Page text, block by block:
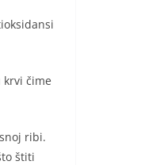
čime
ribi.
štiti